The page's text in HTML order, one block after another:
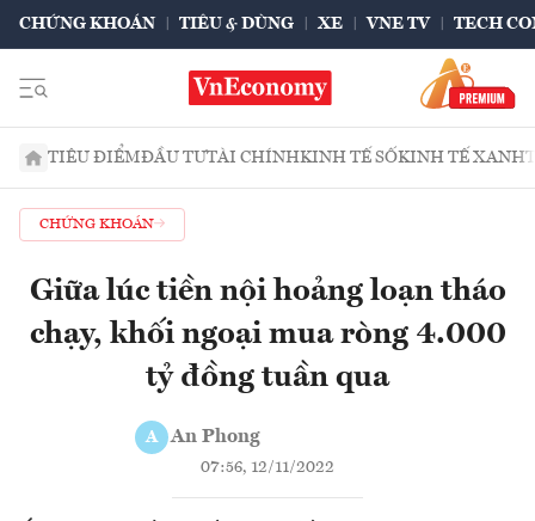
CHỨNG KHOÁN TIÊU & DÙNG XE VNE TV TECH
TIÊU ĐIỂMĐẦU TƯTÀI CHÍNHKINH TẾ SỐKINH TẾ XANH
CHỨNG KHOÁN
Giữa lúc tiền nội hoảng loạn tháo
chạy, khối ngoại mua ròng 4.000
tỷ đồng tuần qua
A An Phong
07:56, 12/11/2022